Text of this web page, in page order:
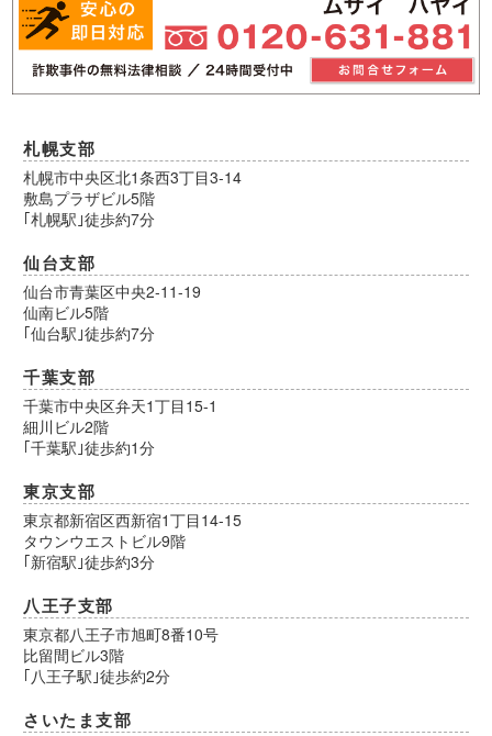
札幌支部
札幌市中央区北1条西3丁目3-14
敷島プラザビル5階
｢札幌駅｣徒歩約7分
仙台支部
仙台市青葉区中央2-11-19
仙南ビル5階
｢仙台駅｣徒歩約7分
千葉支部
千葉市中央区弁天1丁目15-1
細川ビル2階
｢千葉駅｣徒歩約1分
東京支部
東京都新宿区西新宿1丁目14-15
タウンウエストビル9階
｢新宿駅｣徒歩約3分
八王子支部
東京都八王子市旭町8番10号
比留間ビル3階
｢八王子駅｣徒歩約2分
さいたま支部